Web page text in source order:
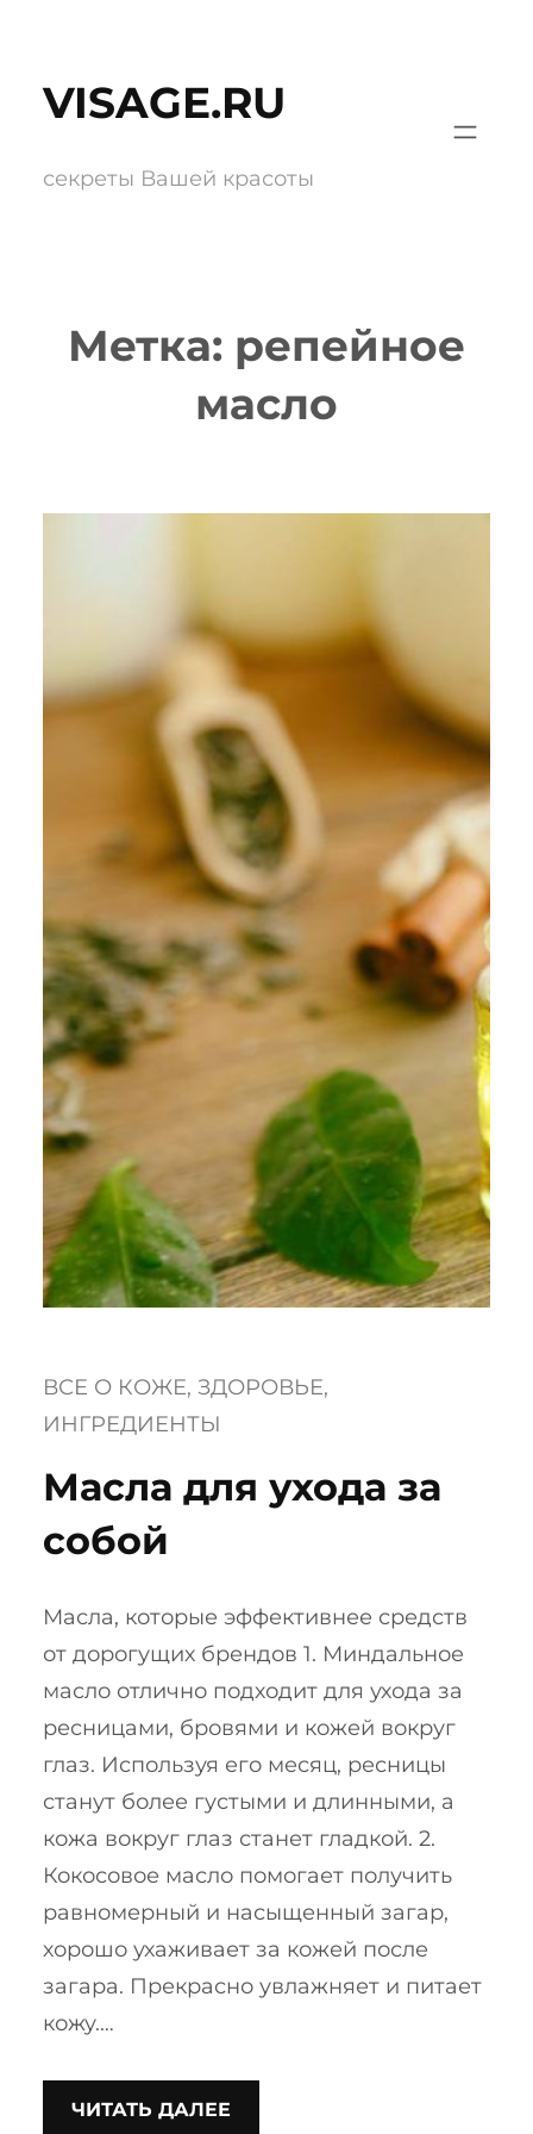
содержимому
VISAGE.RU
секреты Вашей красоты
Метка: репейное
масло
ВСЕ О КОЖЕ, ЗДОРОВЬЕ
ИНГРЕДИЕНТЫ
Масла для ухода за
собой
Масла, которые эффективнее средств
от дорогущих брендов 1. Миндальное
масло отлично подходит для ухода за
ресницами, бровями и кожей вокруг
глаз. Используя его месяц, ресницы
станут более густыми и длинными, а
кожа вокруг глаз станет гладкой. 2.
Кокосовое масло помогает получить
равномерный и насыщенный загар,
хорошо ухаживает за кожей после
загара. Прекрасно увлажняет и питает
кожу.…
ЧИТАТЬ ДАЛЕЕ